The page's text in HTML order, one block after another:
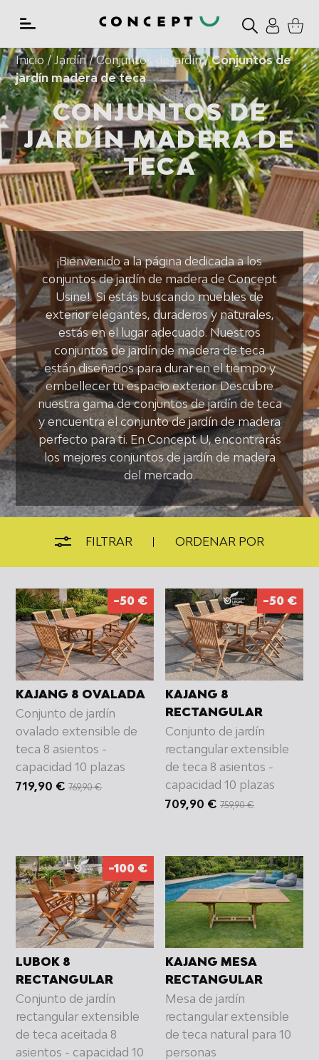
directamente
contenido
CONJUNTOS DE
JARDÍN MADERA DE
TECA
¡Bienvenido a la página dedicada a los
conjuntos de jardín de madera de Concept
Usine!Si estás buscando muebles de
exterior elegantes, duraderos y naturales,
estás en el lugar adecuado. Nuestros
conjuntos de jardín de madera de teca
están diseñados para durar en el tiempo y
embellecer tu espacio exterior. Descubre
nuestra gama de conjuntos de jardín de teca
y encuentra el conjunto de jardín de madera
perfecto para ti. En Concept U, encontrarás
los mejores conjuntos de jardín de madera
del mercado.
Inicio / Jardín / Conjuntos de jardín/Conjuntos de
jardín madera de teca
FILTRAR ORDENAR POR
-50 €
KAJANG 8 OVALADA
Conjunto de jardín
ovalado extensible de
teca 8 asientos -
capacidad 10 plazas
719,90 €PRECIO
769,90 €
-50 €
KAJANG 8
RECTANGULAR
Conjunto de jardín
rectangular extensible
de teca 8 asientos -
capacidad 10 plazas
709,90 € PRECIO
759,90 €
-100 €
LUBOK 8
RECTANGULAR
Conjunto de jardín
rectangular extensible
de teca aceitada 8
asientos - capacidad 10
KAJANG MESA
RECTANGULAR
Mesa de jardín
rectangular extensible
de teca natural para 10
personas